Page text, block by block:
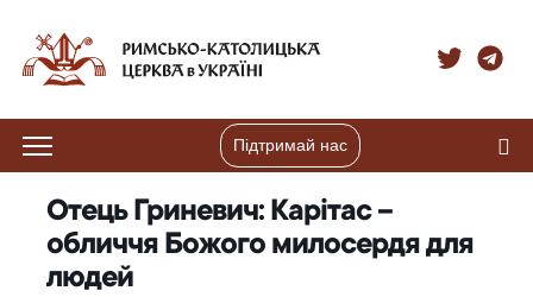
Підтримай нас
Отець Гриневич: Карітас –
обличчя Божого милосердя для
людей